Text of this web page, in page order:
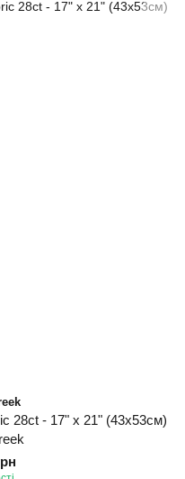
28ct - 17" x 21" (43х53см)